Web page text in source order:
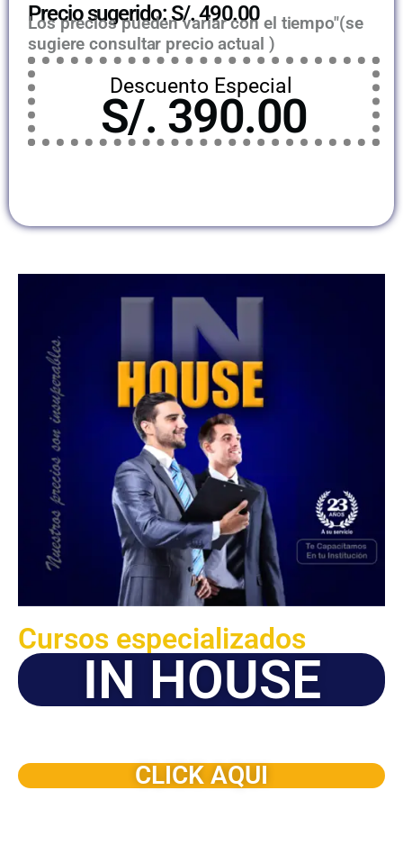
Precio sugerido: S/. 490.00
Los precios pueden variar con el tiempo"(se
sugiere consultar precio actual )
Descuento Especial
S/. 390.00
Cursos especializados
IN HOUSE
CLICK AQUI